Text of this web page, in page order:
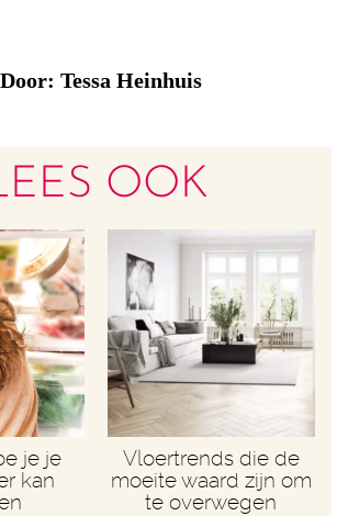
Door: Tessa Heinhuis
OOK
je je
kan
Vloertrends die de
moeite waard zijn om
te overwegen